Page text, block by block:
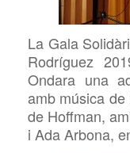
La Gala
Rodríguez
Ondara una
amb música
de Hoffman,
i Ada Arbona,